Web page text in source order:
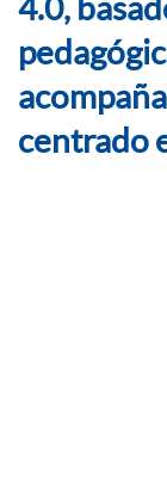
4.0,
centrado